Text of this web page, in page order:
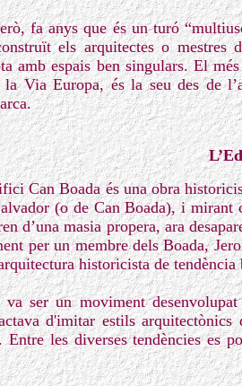
fa anys que és un turó
els arquitectes o mestres
amb espais ben singulars. El
Via Europa, és la seu des de
Can Boada és una obra
(o de Can Boada), i
d’una masia propera, ara
per un membre dels Boada,
historicista de tendència
va ser un moviment
d'imitar estils arquitectònics
Entre les diverses tendències es